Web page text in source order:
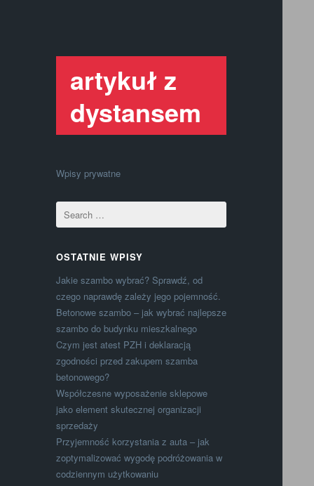
artykuł z
dystansem
Wpisy prywatne
OSTATNIE WPISY
Jakie szambo wybrać? Sprawdź, od
czego naprawdę zależy jego pojemność.
Betonowe szambo – jak wybrać najlepsze
szambo do budynku mieszkalnego
Czym jest atest PZH i deklaracją
zgodności przed zakupem szamba
betonowego?
Współczesne wyposażenie sklepowe
jako element skutecznej organizacji
sprzedaży
Przyjemność korzystania z auta – jak
zoptymalizować wygodę podróżowania w
codziennym użytkowaniu